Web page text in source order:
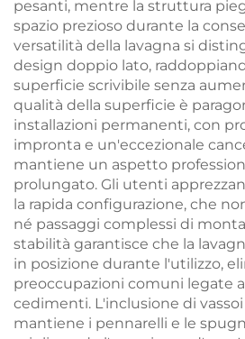
pesanti, mentre la struttura
spazio prezioso durante la
versatilità della lavagna si
design doppio lato,
superficie scrivibile senza
qualità della superficie è
installazioni permanenti, con
impronta e un'eccezionale
mantiene un aspetto
prolungato. Gli utenti
la rapida configurazione, che
né passaggi complessi di
stabilità garantisce che la
in posizione durante l'utilizzo,
preoccupazioni comuni legate
cedimenti. L'inclusione di
mantiene i pennarelli e le